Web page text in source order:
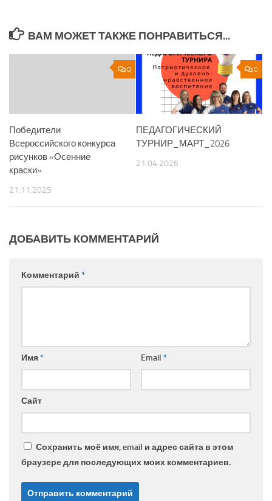
ВАМ МОЖЕТ ТАКЖЕ ПОНРАВИТЬСЯ...
0
Победители
Всероссийского конкурса
рисунков «Осенние
краски»
21.11.2025
0
ПЕДАГОГИЧЕСКИЙ
ТУРНИР_МАРТ_2026
21.04.2026
ДОБАВИТЬ КОММЕНТАРИЙ
Комментарий *
Имя* Email *
Сайт
Сохранить моё имя, email и адрес сайта в этом
браузере для последующих моих комментариев.